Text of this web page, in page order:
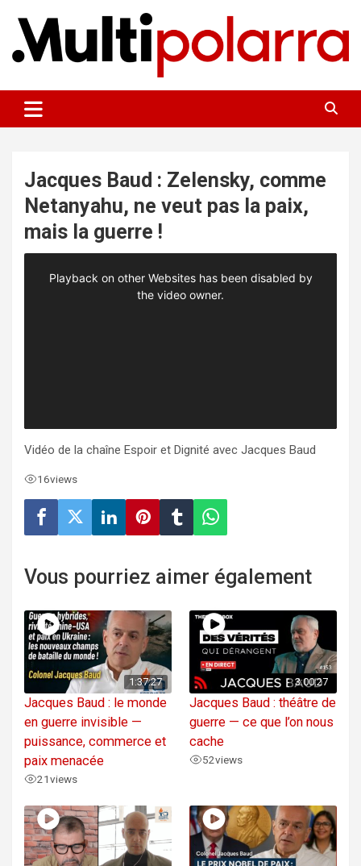
contenu
Multipolarra
Jacques Baud : Zelensky, comme
Netanyahu, ne veut pas la paix,
mais la guerre !
Vidéo de la chaîne Espoir et Dignité avec Jacques Baud
16views
Vous pourriez aimer également
1:37:27
Jacques Baud : le monde
en guerre invisible —
puissance, commerce et
paix menacée
21views
3:00:27
Jacques Baud : théâtre de
guerre — ce que l’on nous
cache
52views